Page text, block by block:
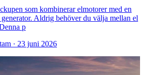
som kombinerar elmotorer med en
Aldrig behöver du välja mellan el
p
· 23 juni 2026